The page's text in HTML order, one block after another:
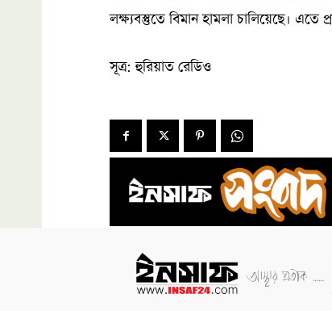
লক্ষ্যবস্তুতে বিমান হামলা চালিয়েছে।
সূত্র: হুরিয়াত রেডিও